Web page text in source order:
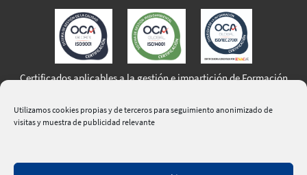
Utilizamos cookies propias y de terceros para seguimiento anonimizado de
visitas y muestra de publicidad relevante
Certificados aplicables a la gestión e impartición de Formación